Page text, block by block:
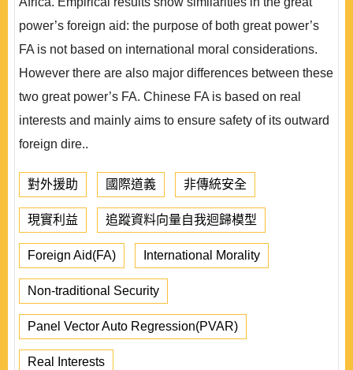
power’s foreign aid: the purpose of both great power’s
FA is not based on international moral considerations.
However there are also major differences between these
two great power’s FA. Chinese FA is based on real
interests and mainly aims to ensure safety of its outward
foreign dire..
對外援助 國際道義 非傳統安全
現實利益 追蹤資料向量自我迴歸模型
Foreign Aid(FA) International Morality
Non-traditional Security
Panel Vector Auto Regression(PVAR)
Real Interests